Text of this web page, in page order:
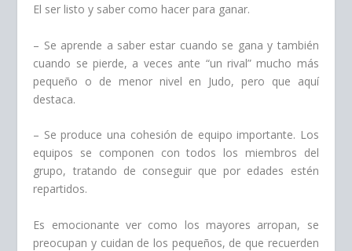
El ser listo y saber como hacer para ganar.
– Se aprende a saber estar cuando se gana y también
cuando se pierde, a veces ante “un rival” mucho más
pequeño o de menor nivel en Judo, pero que aquí
destaca.
– Se produce una cohesión de equipo importante. Los
equipos se componen con todos los miembros del
grupo, tratando de conseguir que por edades estén
repartidos.
Es emocionante ver como los mayores arropan, se
preocupan y cuidan de los pequeños, de que recuerden